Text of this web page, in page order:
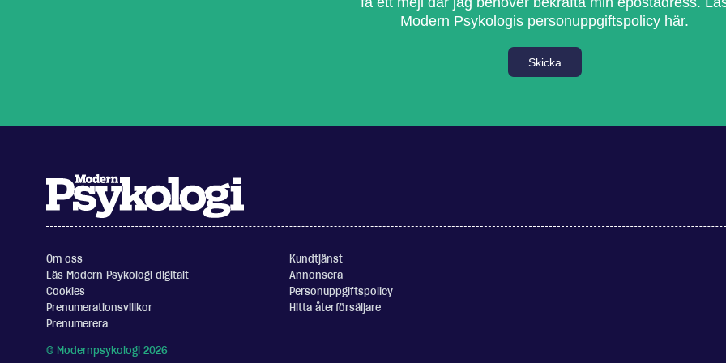
Modern Psykologis personuppgiftspolicy här.
Skicka
Om oss
Kundtjänst
Läs Modern Psykologi digitalt
Annonsera
Cookies
Personuppgiftspolicy
Prenumerationsvillkor
Hitta återförsäljare
Prenumerera
© Modernpsykologi 2026